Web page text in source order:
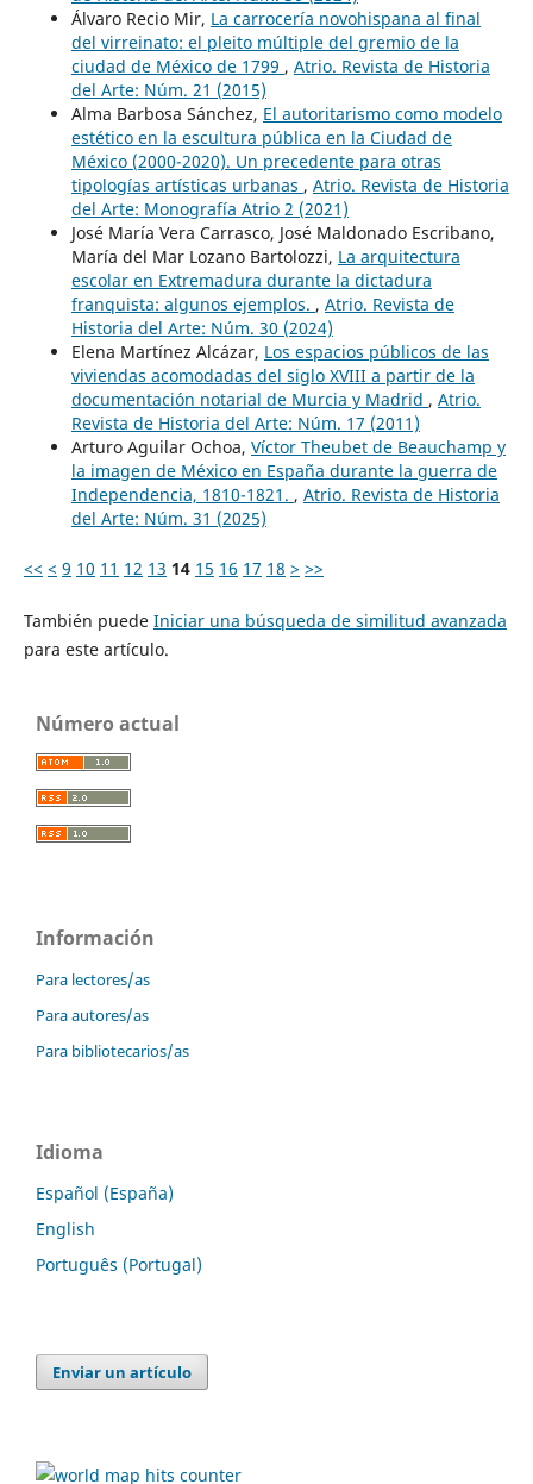
Álvaro Recio Mir, La carrocería novohispana al final
del virreinato: el pleito múltiple del gremio de la
ciudad de México de 1799 , Atrio. Revista de Historia
del Arte: Núm. 21 (2015)
Alma Barbosa Sánchez, El autoritarismo como modelo
estético en la escultura pública en la Ciudad de
México (2000-2020). Un precedente para otras
tipologías artísticas urbanas , Atrio. Revista de Historia
del Arte: Monografía Atrio 2 (2021)
José María Vera Carrasco, José Maldonado Escribano,
María del Mar Lozano Bartolozzi, La arquitectura
escolar en Extremadura durante la dictadura
franquista: algunos ejemplos. , Atrio. Revista de
Historia del Arte: Núm. 30 (2024)
Elena Martínez Alcázar, Los espacios públicos de las
viviendas acomodadas del siglo XVIII a partir de la
documentación notarial de Murcia y Madrid , Atrio.
Revista de Historia del Arte: Núm. 17 (2011)
Arturo Aguilar Ochoa, Víctor Theubet de Beauchamp y
la imagen de México en España durante la guerra de
Independencia, 1810-1821. , Atrio. Revista de Historia
del Arte: Núm. 31 (2025)
<< < 9 10 11 12 13 14 15 16 17 18 > >>
También puede Iniciar una búsqueda de similitud avanzada
para este artículo.
Número actual
Información
Para lectores/as
Para autores/as
Para bibliotecarios/as
Idioma
Español (España)
English
Português (Portugal)
Enviar un artículo